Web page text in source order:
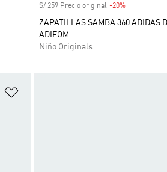
S/ 259 Precio original -20%
ZAPATILLAS SAMBA 360 ADIDAS
ADIFOM
Niño Originals